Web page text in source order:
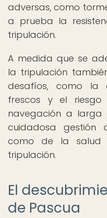
adversas, como
a prueba la
tripulación.
A medida que se
la tripulación
desafíos, como la
frescos y el riesgo
navegación a larga
cuidadosa gestión
como de la
tripulación.
El
de Pascua